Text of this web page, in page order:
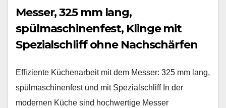
Messer, 325 mm lang,
spülmaschinenfest, Klinge mit
Spezialschliff ohne Nachschärfen
Effiziente Küchenarbeit mit dem Messer: 325 mm lang,
spülmaschinenfest und mit Spezialschliff In der
modernen Küche sind hochwertige Messer